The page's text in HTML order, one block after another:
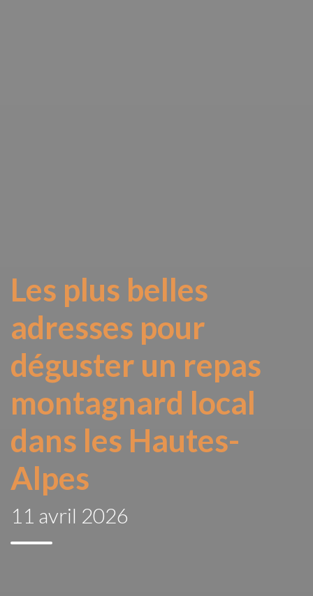
Les plus belles
adresses pour
déguster un repas
montagnard local
dans les Hautes-
Alpes
11 avril 2026